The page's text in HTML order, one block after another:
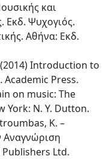
και
Εκδ. Ψυχογιός.
Αθήνα: Εκδ.
Introduction to
Press.
on music: The
York: N. Y. Dutton.
K. –
Αναγνώριση
Ltd.